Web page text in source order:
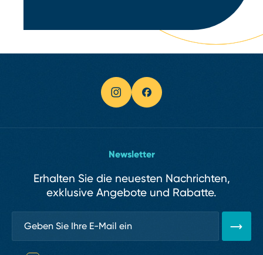
Newsletter
Erhalten Sie die neuesten Nachrichten,
exklusive Angebote und Rabatte.